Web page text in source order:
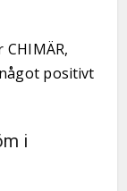
positivt
i